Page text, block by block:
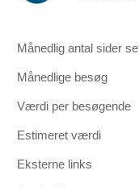
Månedlig antal sider
Månedlige besøg
Værdi per besøgende
Estimeret værdi
Eksterne links